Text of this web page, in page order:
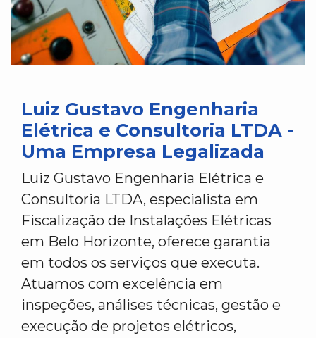
Luiz Gustavo Engenharia
Elétrica e Consultoria LTDA -
Uma Empresa Legalizada
Luiz Gustavo Engenharia Elétrica e
Consultoria LTDA, especialista em
Fiscalização de Instalações Elétricas
em Belo Horizonte, oferece garantia
em todos os serviços que executa.
Atuamos com excelência em
inspeções, análises técnicas, gestão e
execução de projetos elétricos,